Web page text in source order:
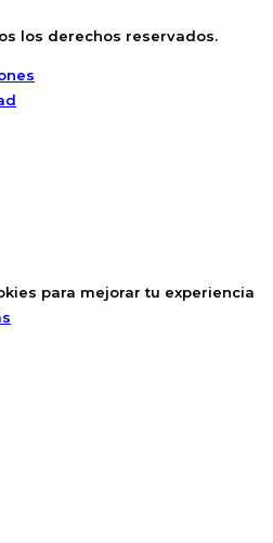
los derechos reservados.
para mejorar tu experiencia